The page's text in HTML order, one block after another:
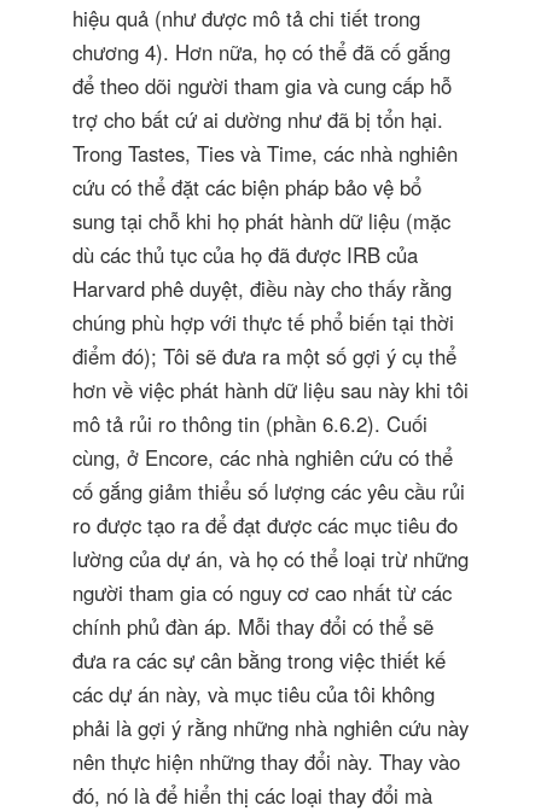
hiệu quả (như được mô tả chi tiết trong
chương 4). Hơn nữa, họ có thể đã cố gắng
để theo dõi người tham gia và cung cấp hỗ
trợ cho bất cứ ai dường như đã bị tổn hại.
Trong Tastes, Ties và Time, các nhà nghiên
cứu có thể đặt các biện pháp bảo vệ bổ
sung tại chỗ khi họ phát hành dữ liệu (mặc
dù các thủ tục của họ đã được IRB của
Harvard phê duyệt, điều này cho thấy rằng
chúng phù hợp với thực tế phổ biến tại thời
điểm đó); Tôi sẽ đưa ra một số gợi ý cụ thể
hơn về việc phát hành dữ liệu sau này khi tôi
mô tả rủi ro thông tin (phần 6.6.2). Cuối
cùng, ở Encore, các nhà nghiên cứu có thể
cố gắng giảm thiểu số lượng các yêu cầu rủi
ro được tạo ra để đạt được các mục tiêu đo
lường của dự án, và họ có thể loại trừ những
người tham gia có nguy cơ cao nhất từ ​​các
chính phủ đàn áp. Mỗi thay đổi có thể sẽ
đưa ra các sự cân bằng trong việc thiết kế
các dự án này, và mục tiêu của tôi không
phải là gợi ý rằng những nhà nghiên cứu này
nên thực hiện những thay đổi này. Thay vào
đó, nó là để hiển thị các loại thay đổi mà